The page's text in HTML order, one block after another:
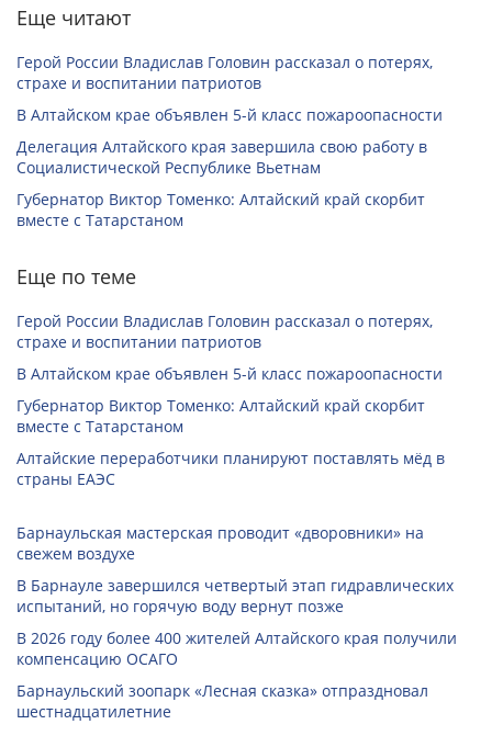
Еще читают
Герой России Владислав Головин рассказал о потерях,
страхе и воспитании патриотов
В Алтайском крае объявлен 5-й класс пожароопасности
Делегация Алтайского края завершила свою работу в
Социалистической Республике Вьетнам
Губернатор Виктор Томенко: Алтайский край скорбит
вместе с Татарстаном
Еще по теме
Герой России Владислав Головин рассказал о потерях,
страхе и воспитании патриотов
В Алтайском крае объявлен 5-й класс пожароопасности
Губернатор Виктор Томенко: Алтайский край скорбит
вместе с Татарстаном
Алтайские переработчики планируют поставлять мёд в
страны ЕАЭС
Барнаульская мастерская проводит «дворовники» на
свежем воздухе
В Барнауле завершился четвертый этап гидравлических
испытаний, но горячую воду вернут позже
В 2026 году более 400 жителей Алтайского края получили
компенсацию ОСАГО
Барнаульский зоопарк «Лесная сказка» отпраздновал
шестнадцатилетние